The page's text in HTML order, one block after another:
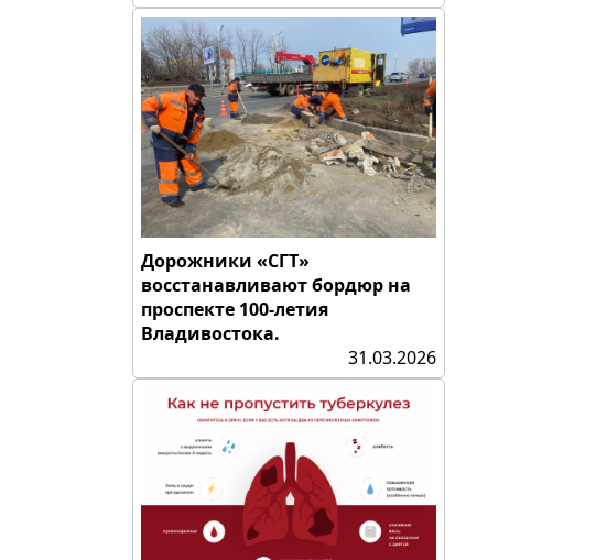
Дорожники «СГТ»
восстанавливают бордюр на
проспекте 100-летия
Владивостока.
31.03.2026